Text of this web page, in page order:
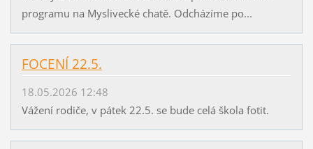
programu na Myslivecké chatě. Odcházíme po...
FOCENÍ 22.5.
18.05.2026 12:48
Vážení rodiče, v pátek 22.5. se bude celá škola fotit.